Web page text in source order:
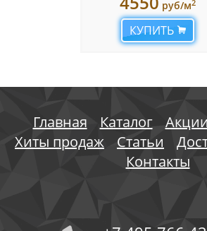
руб/м2
КУПИТЬ
Главная Каталог Акции
Хиты продаж
Статьи
Контакты